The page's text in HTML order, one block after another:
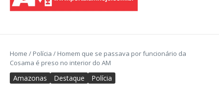
Home / Polícia / Homem que se passava por funcionário da
Cosama é preso no interior do AM
Amazonas Destaque Polícia